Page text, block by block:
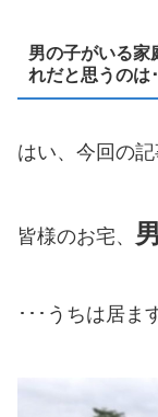
男の子がいる家
れだと思うのは
はい、今回の記
皆様のお宅、
･･･うちは居ま